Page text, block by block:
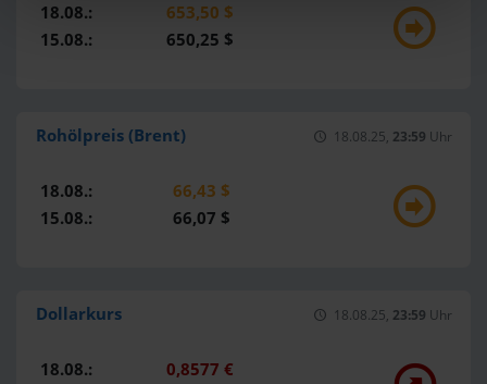
18.08.:
653,50 $
15.08.:
650,25 $
Rohölpreis (Brent) 18.08.25, 23:59 Uhr
18.08.:
66,43 $
15.08.:
66,07 $
Dollarkurs 18.08.25, 23:59 Uhr
18.08.:
0,8577 €